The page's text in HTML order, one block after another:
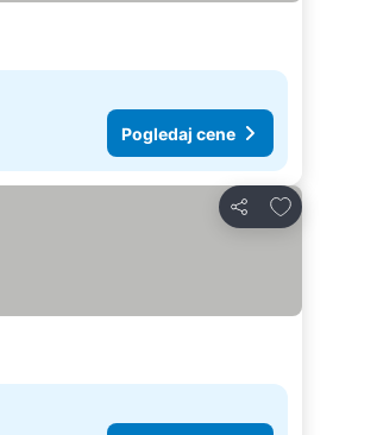
Pogledaj cene
Deli
Dodati u